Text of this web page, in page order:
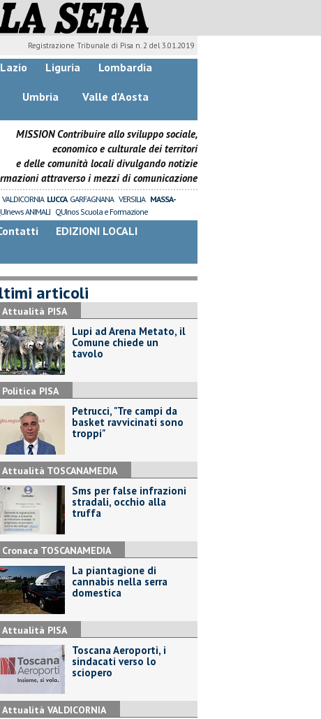
Registrazione Tribunale di Pisa n. 2 del 3.01.2019
Lazio Liguria
Lombardia
Umbria
Valle d'Aosta
MISSION Contribuire allo sviluppo sociale,
economico e culturale dei territori
e delle comunità locali divulgando notizie
attraverso i mezzi di comunicazione
VALDICORNIA LUCCA GARFAGNANA VERSILIA MASSA-
ANIMALI QUInos Scuola e Formazione
EDIZIONI LOCALI
articoli
Attualità PISA
Lupi ad Arena Metato, il
Comune chiede un
tavolo
Politica PISA
Petrucci, "Tre campi da
basket ravvicinati sono
troppi"
Attualità TOSCANAMEDIA
Sms per false infrazioni
stradali, occhio alla
truffa
Cronaca TOSCANAMEDIA
La piantagione di
cannabis nella serra
domestica
Attualità PISA
Toscana Aeroporti, i
sindacati verso lo
sciopero
Attualità VALDICORNIA